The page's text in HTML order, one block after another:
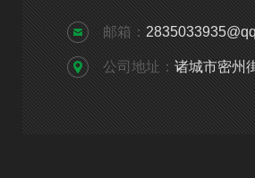
邮箱：
公司地址： 诸城市密州